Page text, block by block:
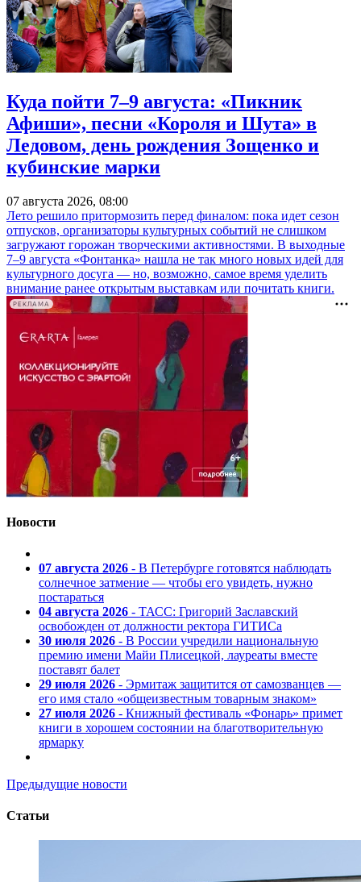
Куда пойти 7–9 августа: «Пикник
Афиши», песни «Короля и Шута» в
Ледовом, день рождения Зощенко и
кубинские марки
07 августа 2026, 08:00
Лето решило притормозить перед финалом: пока идет сезон
отпусков, организаторы культурных событий не слишком
загружают горожан творческими активностями. В выходные
7–9 августа «Фонтанка» нашла не так много новых идей для
культурного досуга — но, возможно, самое время уделить
внимание ранее открытым выставкам или почитать книги.
РЕКЛАМА
Новости
07 августа 2026 - В Петербурге готовятся наблюдать
солнечное затмение — чтобы его увидеть, нужно
постараться
04 августа 2026 - ТАСС: Григорий Заславский
освобожден от должности ректора ГИТИСа
30 июля 2026 - В России учредили национальную
премию имени Майи Плисецкой, лауреаты вместе
поставят балет
29 июля 2026 - Эрмитаж защитится от самозванцев —
его имя стало «общеизвестным товарным знаком»
27 июля 2026 - Книжный фестиваль «Фонарь» примет
книги в хорошем состоянии на благотворительную
ярмарку
Предыдущие новости
Статьи